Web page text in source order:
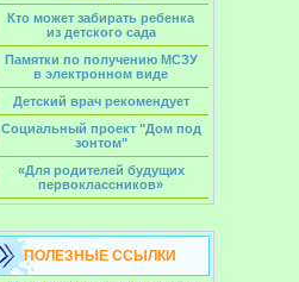
Кто может забирать ребенка
из детского сада
Памятки по получению МСЗУ
в электронном виде
Детский врач рекомендует
Социальный проект "Дом под
зонтом"
«Для родителей будущих
первоклассников»
ПОЛЕЗНЫЕ ССЫЛКИ